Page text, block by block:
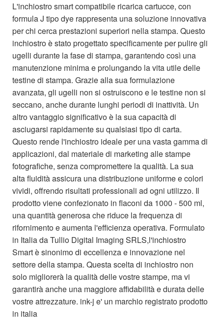
L'inchiostro smart compatibile ricarica cartucce, con
formula J tipo dye rappresenta una soluzione innovativa
per chi cerca prestazioni superiori nella stampa. Questo
inchiostro è stato progettato specificamente per pulire gli
ugelli durante la fase di stampa, garantendo così una
manutenzione minima e prolungando la vita utile delle
testine di stampa. Grazie alla sua formulazione
avanzata, gli ugelli non si ostruiscono e le testine non si
seccano, anche durante lunghi periodi di inattività. Un
altro vantaggio significativo è la sua capacità di
asciugarsi rapidamente su qualsiasi tipo di carta.
Questo rende l'inchiostro ideale per una vasta gamma di
applicazioni, dal materiale di marketing alle stampe
fotografiche, senza compromettere la qualità. La sua
alta fluidità assicura una distribuzione uniforme e colori
vividi, offrendo risultati professionali ad ogni utilizzo. Il
prodotto viene confezionato in flaconi da 1000 - 500 ml,
una quantità generosa che riduce la frequenza di
rifornimento e aumenta l'efficienza operativa. Formulato
in Italia da Tullio Digital Imaging SRLS,l'inchiostro
Smart è sinonimo di eccellenza e innovazione nel
settore della stampa. Questa scelta di inchiostro non
solo migliorerà la qualità delle vostre stampe, ma vi
garantirà anche una maggiore affidabilità e durata delle
vostre attrezzature. ink-j e' un marchio registrato prodotto
in italia